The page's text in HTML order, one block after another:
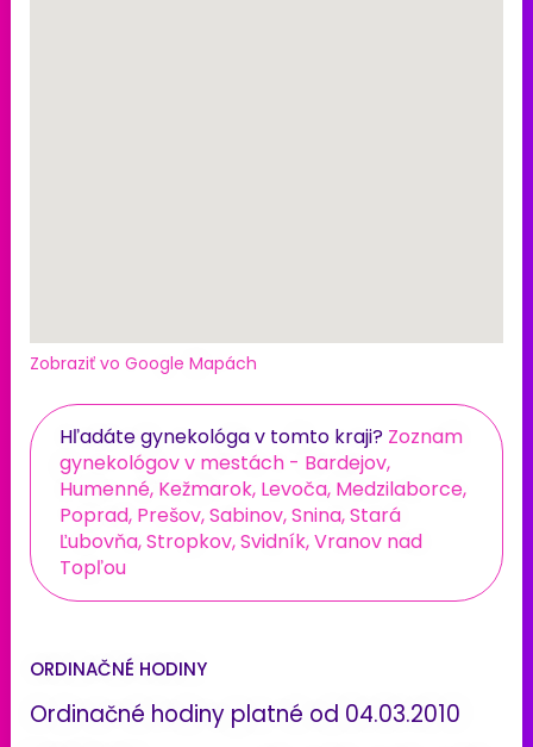
Zobraziť vo Google Mapách
Hľadáte gynekológa v tomto kraji? Zoznam
gynekológov v mestách - Bardejov,
Humenné, Kežmarok, Levoča, Medzilaborce,
Poprad, Prešov, Sabinov, Snina, Stará
Ľubovňa, Stropkov, Svidník, Vranov nad
Topľou
ORDINAČNÉ HODINY
Ordinačné hodiny platné od 04.03.2010